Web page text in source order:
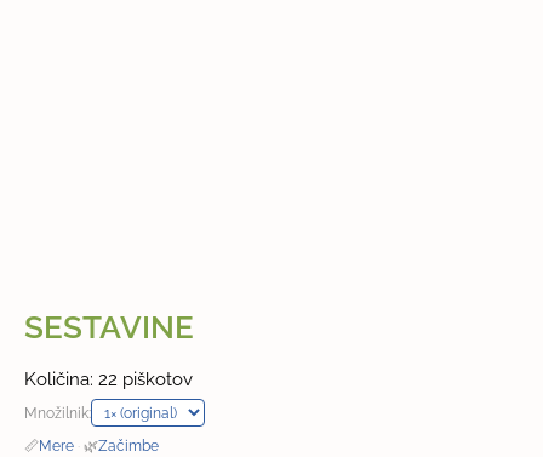
SESTAVINE
Količina: 22 piškotov
Množilnik:
📏Mere · 🌿Začimbe